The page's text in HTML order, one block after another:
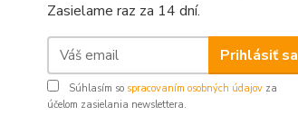
Zasielame raz za 14 dní.
Prihlásiť sa
Súhlasím so spracovaním osobných údajov za
účelom zasielania newslettera.